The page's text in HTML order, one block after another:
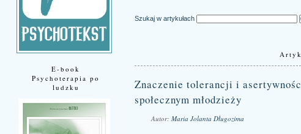
E-book
Psychoterapia po
ludzku
Szukaj w artykułach
Znaczenie tolerancji i
społecznym młodzieży
Autor: Maria Jolanta Długozima